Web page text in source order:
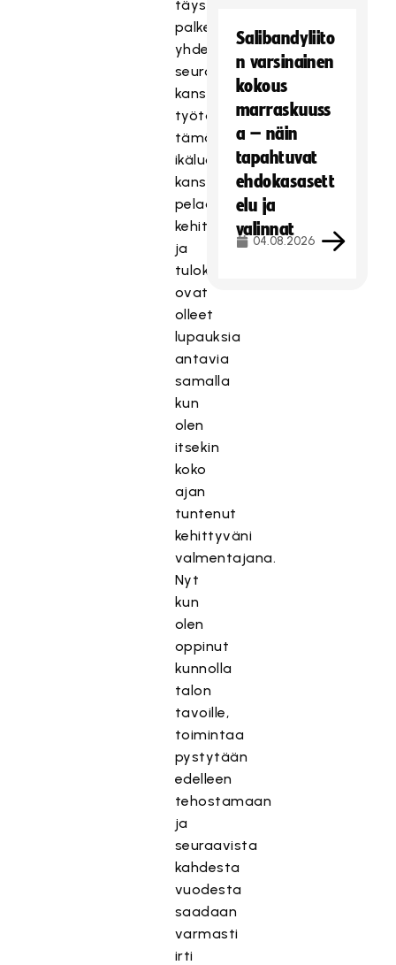
täysin
palkein
yhdessä
seurojen
kanssa
työtä
tämän
ikäluokan
kanssa
pelaajien
kehittämiseksi,
ja
tulokset
ovat
olleet
lupauksia
antavia
samalla
kun
olen
itsekin
koko
ajan
tuntenut
kehittyväni
valmentajana.
Nyt
kun
olen
oppinut
kunnolla
talon
tavoille,
toimintaa
pystytään
edelleen
tehostamaan
ja
seuraavista
kahdesta
vuodesta
saadaan
varmasti
irti
Salibandyliito
n varsinainen
kokous
marraskuuss
a – näin
tapahtuvat
ehdokasasett
elu ja
valinnat
04.08.2026